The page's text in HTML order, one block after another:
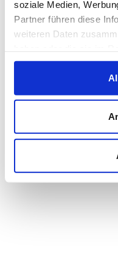
soziale Medien,
Partner führen diese
weiteren Daten
gesammelt haben.